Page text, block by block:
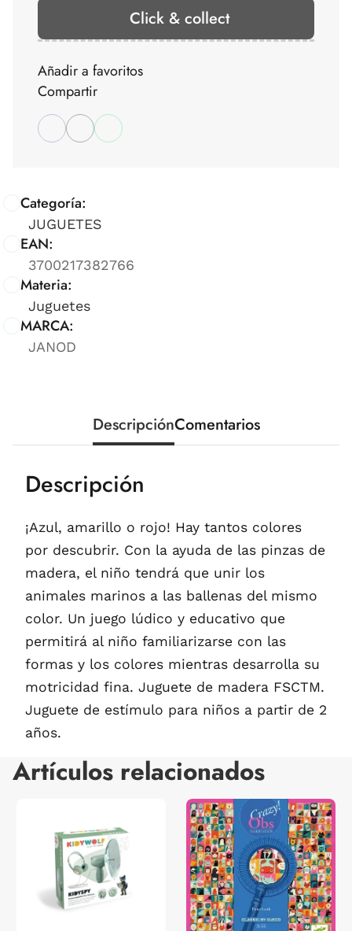
Categoría:
JUGUETES
EAN:
3700217382766
Materia:
Juguetes
MARCA:
JANOD
Click & collect
Añadir a favoritos
Compartir
DescripciónComentarios
Descripción
¡Azul, amarillo o rojo! Hay tantos colores
por descubrir. Con la ayuda de las pinzas de
madera, el niño tendrá que unir los
animales marinos a las ballenas del mismo
color. Un juego lúdico y educativo que
permitirá al niño familiarizarse con las
formas y los colores mientras desarrolla su
motricidad fina. Juguete de madera FSCTM.
Juguete de estímulo para niños a partir de 2
años.
Artículos relacionados